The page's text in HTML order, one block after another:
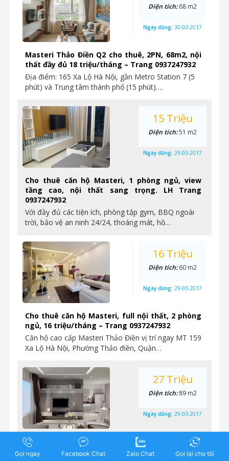
Masteri Thảo Điền Q2 cho thuê, 2PN, 68m2, nội
thất đầy đủ 18 triệu/tháng – Trang 0937247932
Địa điểm: 165 Xa Lộ Hà Nội, gần Metro Station 7 (5
phút) và Trung tâm thành phố (15 phút)….
Diện tích:68 m2
Ngày đăng: 30-03-2017
Cho thuê căn hộ Masteri, 1 phòng ngủ, view
tầng cao, nội thất sang trọng. LH Trang
0937247932
Với đầy đủ các tiện ích, phòng tập gym, BBQ ngoài
trời, bảo vệ an ninh 24/24, thoáng mát, hồ…
15 Triệu
Diện tích:51 m2
Ngày đăng: 29-03-2017
Cho thuê căn hộ Masteri, full nội thất, 2 phòng
ngủ, 16 triệu/tháng – Trang 0937247932
Căn hộ cao cấp Masteri Thảo Điền vị trí ngay MT 159
Xa Lộ Hà Nội, Phường Thảo điền, Quận…
16 Triệu
Diện tích:60 m2
Ngày đăng: 29-03-2017
Cho thuê căn hộ quận 2 Masteri Thảo Điền 89
m2, tầm nhìn sông sài gòn , view hồ bơi – Trang
27 Triệu
Diện tích:89 m2
Ngày đăng: 29-03-2017
Gọi ngay Facebook Chat Zalo Chat Gọi lại cho tôi